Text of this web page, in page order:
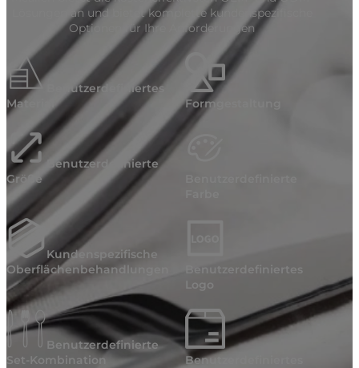
Lösungen an und bietet komplette kundenspezifische
Optionen für Ihre Anforderungen
Benutzerdefiniertes
Material
Formgestaltung
Benutzerdefinierte
Größe
Kundenspezifische
Oberflächenbehandlungen
Benutzerdefiniertes
Logo
Benutzerdefinierte
Set-Kombination
Benutzerdefiniertes